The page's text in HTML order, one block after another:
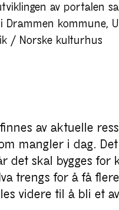
av portalen
kommune,
/ Norske kulturhus
av aktuelle
mangler i dag.
det skal bygges for
trengs for å få
videre til å bli et